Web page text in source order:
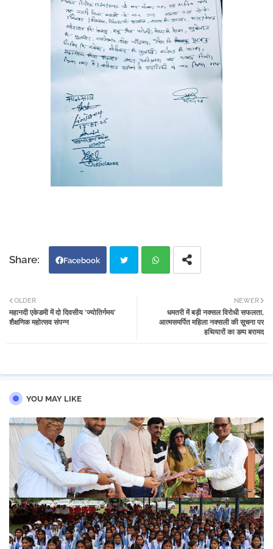
Facebook
NEWER
धमतरी में बड़ी नक्सल विरोधी सफलता,
आत्मसमर्पित महिला नक्सली की सूचना पर
हथियारों का डम्प बरामद
OLDER
महानदी एकेडमी में दो दिवसीय ‘ज्योतिर्गमय’
शैक्षणिक महोत्सव संपन्न
YOU MAY LIKE